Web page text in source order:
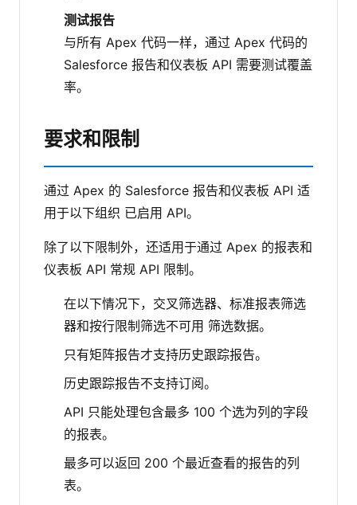
测试报告
与所有 Apex 代码一样，通过 Apex 代码的
Salesforce 报告和仪表板 API 需要测试覆盖
率。
要求和限制
通过 Apex 的 Salesforce 报告和仪表板 API 适
用于以下组织 已启用 API。
除了以下限制外，还适用于通过 Apex 的报表和
仪表板 API 常规 API 限制。
在以下情况下，交叉筛选器、标准报表筛选
器和按行限制筛选不可用 筛选数据。
只有矩阵报告才支持历史跟踪报告。
历史跟踪报告不支持订阅。
API 只能处理包含最多 100 个选为列的字段
的报表。
最多可以返回 200 个最近查看的报告的列
表。